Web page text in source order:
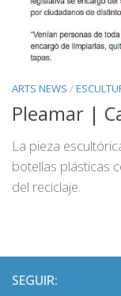
ARTS NEWS /
Pleamar |
La pieza
botellas plásticas
del reciclaje.
SEGUIR: